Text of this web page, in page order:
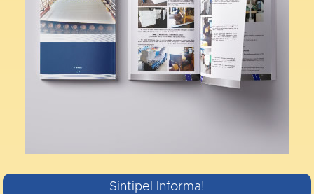
Sintipel Informa!